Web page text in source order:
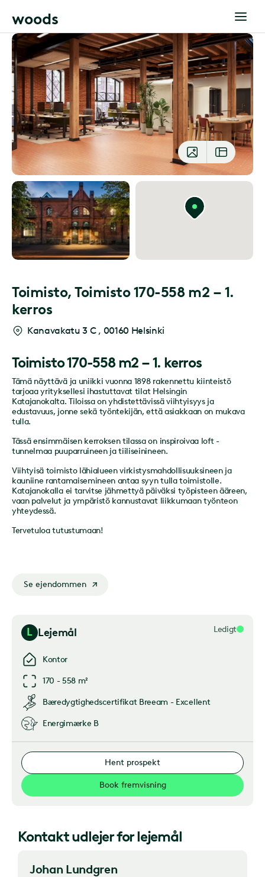
woods
Toimisto,Toimisto 170-558 m2 – 1.
kerros
Kanavakatu 3 C , 00160 Helsinki
Toimisto 170-558 m2 – 1. kerros
Tämä näyttävä ja uniikki vuonna 1898 rakennettu kiinteistö
tarjoaa yrityksellesi ihastuttavat tilat Helsingin
Katajanokalta. Tiloissa on yhdistettävissä viihtyisyys ja
edustavuus, jonne sekä työntekijän, että asiakkaan on mukava
tulla.
Tässä ensimmäisen kerroksen tilassa on inspiroivaa loft -
tunnelmaa puuparruineen ja tiiliseinineen.
Viihtyisä toimisto lähialueen virkistysmahdollisuuksineen ja
kauniine rantamaisemineen antaa syyn tulla toimistolle.
Katajanokalla ei tarvitse jähmettyä päiväksi työpisteen ääreen,
vaan palvelut ja ympäristö kannustavat liikkumaan työnteon
yhteydessä.
Tervetuloa tutustumaan!
Se ejendommen
L Lejemål Ledigt
Kontor
170 - 558 m²
Bæredygtighedscertifikat Breeam - Excellent
Energimærke B
Hent prospekt
Book fremvisning
Kontakt udlejer for lejemål
Johan Lundgren